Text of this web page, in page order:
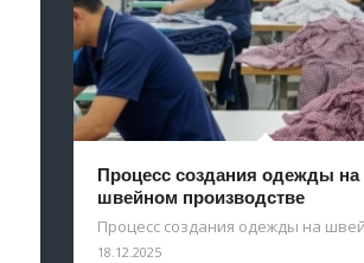
Процесс создания одежды на
швейном производстве
Процесс создания одежды на
18.12.2025